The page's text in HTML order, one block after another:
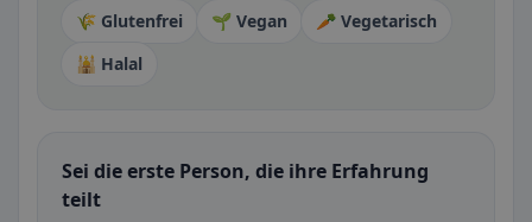
🌾 Glutenfrei 🌱 Vegan
🥕 Vegetarisch
🕌 Halal
Sei die erste Person, die ihre Erfahrung
teilt